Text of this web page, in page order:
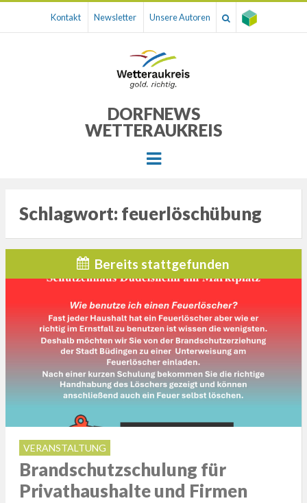
Kontakt Newsletter Unsere Autoren
DORFNEWS
WETTERAUKREIS
Menu
Schlagwort: feuerlöschübung
Bereits stattgefunden
VERANSTALTUNG
Brandschutzschulung für
Privathaushalte und Firmen